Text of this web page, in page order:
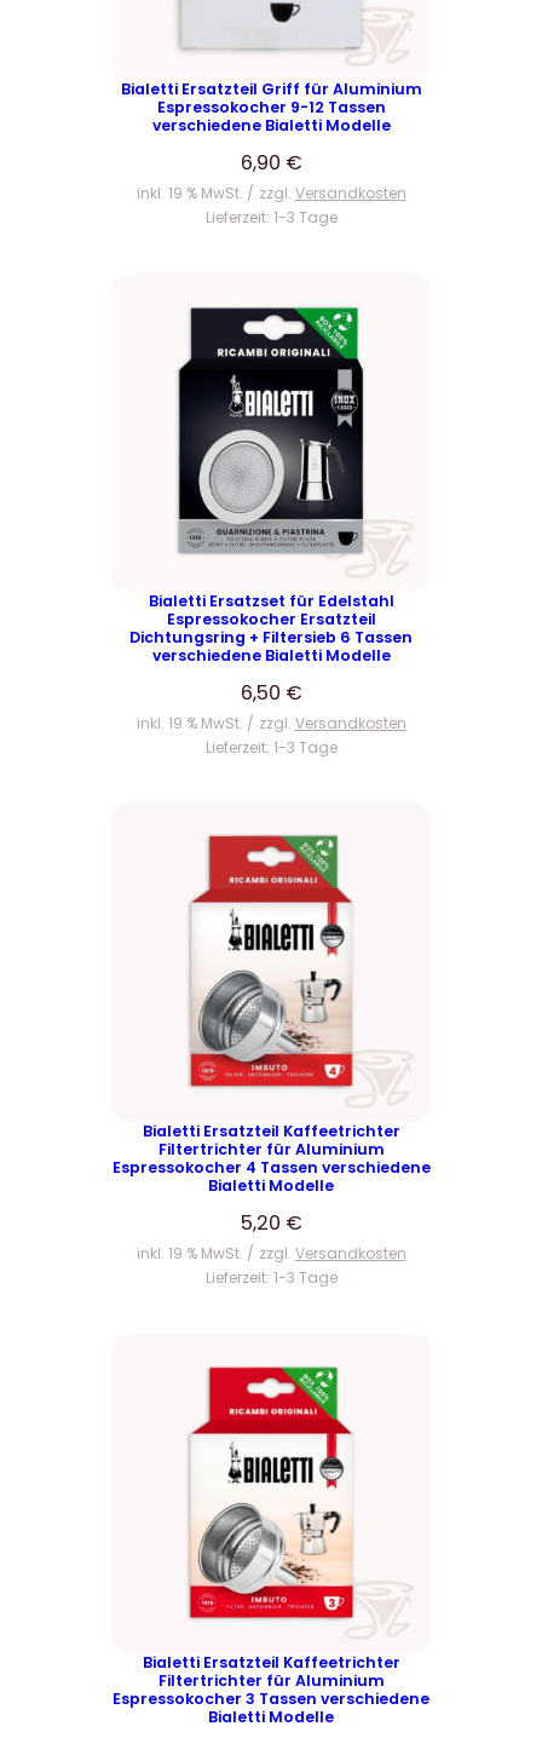
Bialetti Ersatzteil Griff für Aluminium
Espressokocher 9-12 Tassen
verschiedene Bialetti Modelle
6,90 €
inkl. 19 % MwSt. zzgl. Versandkosten
Lieferzeit: 1-3 Tage
Bialetti Ersatzset für Edelstahl
Espressokocher Ersatzteil
Dichtungsring + Filtersieb 6 Tassen
verschiedene Bialetti Modelle
6,50 €
inkl. 19 % MwSt. zzgl. Versandkosten
Lieferzeit: 1-3 Tage
Bialetti Ersatzteil Kaffeetrichter
Filtertrichter für Aluminium
Espressokocher 4 Tassen verschiedene
Bialetti Modelle
5,20 €
inkl. 19 % MwSt. zzgl. Versandkosten
Lieferzeit: 1-3 Tage
Bialetti Ersatzteil Kaffeetrichter
Filtertrichter für Aluminium
Espressokocher 3 Tassen verschiedene
Bialetti Modelle